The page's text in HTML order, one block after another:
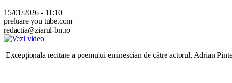
15/01/2026 - 11:10
preluare you tube.com
redactia@ziarul-bn.ro
Excepționala recitare a poemului eminescian de către actorul, Adrian